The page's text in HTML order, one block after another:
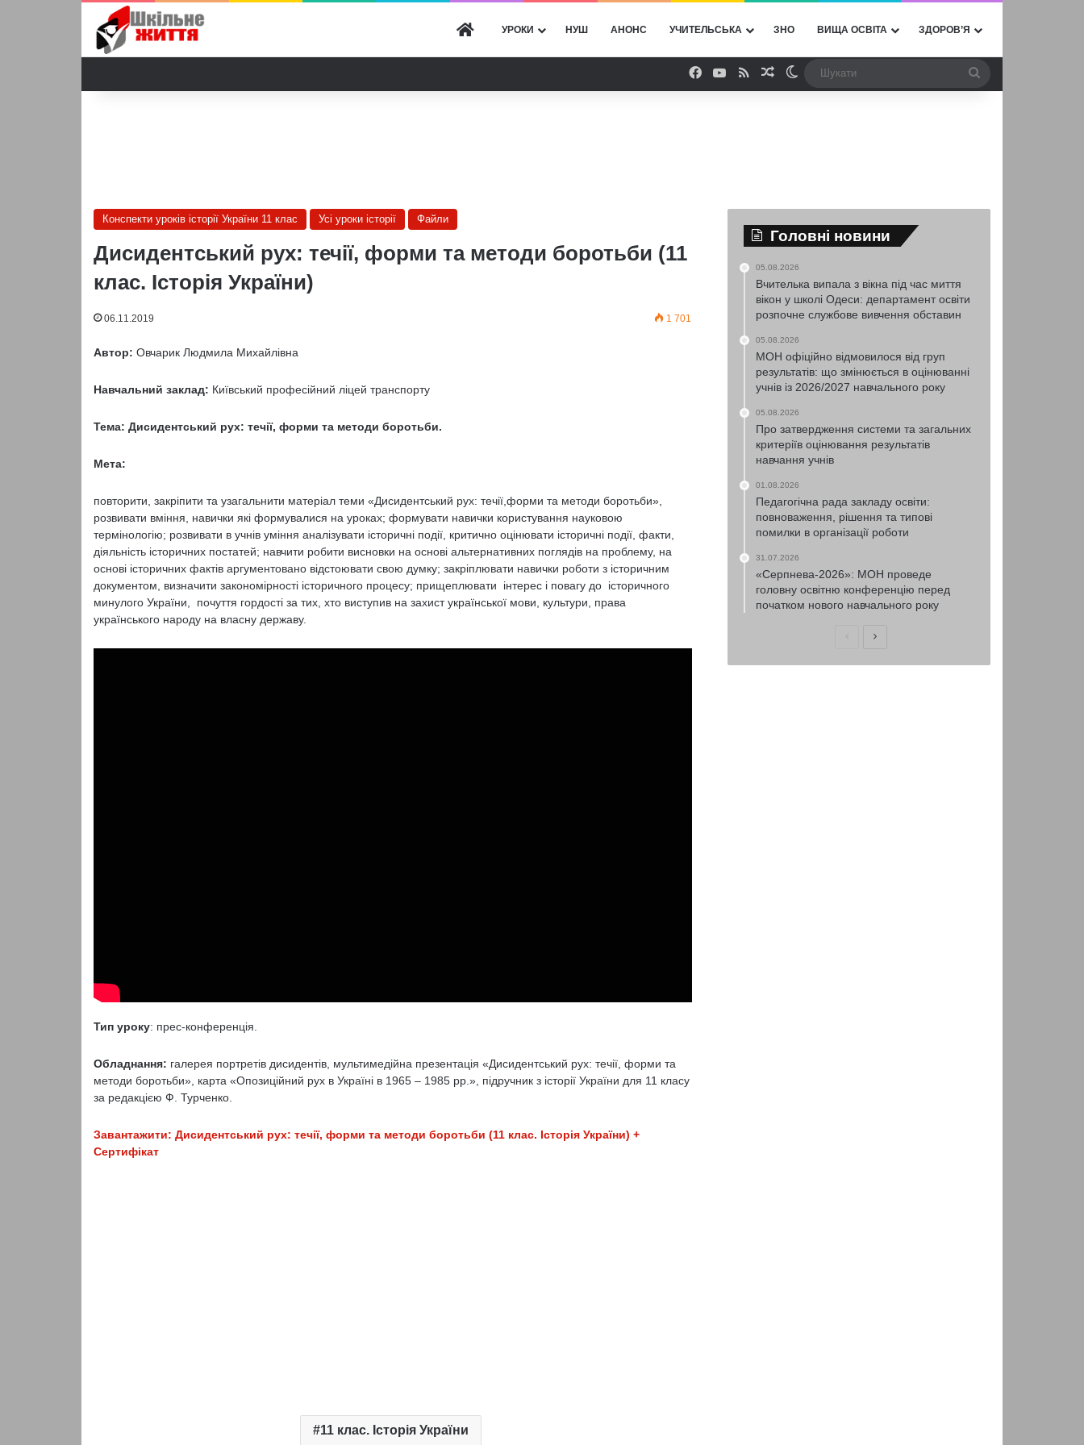
ГОЛОВНА
УРОКИ НУШ АНОНС УЧИТЕЛЬСЬКА ЗНО ВИЩА ОСВІТА ЗДОРОВ’Я
Facebook
YouTube
RSSВипадкова стаття
Switch skin
Конспекти уроків історії України 11 клас Усі уроки історії Файли
Дисидентський рух: течії, форми та методи боротьби (11
клас. Історія України)
06.11.2019 1 701
Автор: Овчарик Людмила Михайлівна
Навчальний заклад: Київський професійний ліцей транспорту
Тема: Дисидентський рух: течії, форми та методи боротьби.
Мета:
повторити, закріпити та узагальнити матеріал теми «Дисидентський рух: течії,форми та методи боротьби»,
розвивати вміння, навички які формувалися на уроках; формувати навички користування науковою
термінологію; розвивати в учнів уміння аналізувати історичні події, критично оцінювати історичні події, факти,
діяльність історичних постатей; навчити робити висновки на основі альтернативних поглядів на проблему, на
основі історичних фактів аргументовано відстоювати свою думку; закріплювати навички роботи з історичним
документом, визначити закономірності історичного процесу; прищеплювати інтерес і повагу до історичного
минулого України, почуття гордості за тих, хто виступив на захист української мови, культури, права
українського народу на власну державу.
Тип уроку: прес-конференція.
Обладнання: галерея портретів дисидентів, мультимедійна презентація «Дисидентський рух: течії, форми та
методи боротьби», карта «Опозиційний рух в Україні в 1965 – 1985 рр.», підручник з історії України для 11 класу
за редакцією Ф. Турченко.
Завантажити: Дисидентський рух: течії, форми та методи боротьби (11 клас. Історія України) +
Сертифікат
11 клас. Історія України
Головні новини
05.08.2026
Вчителька випала з вікна під час миття
вікон у школі Одеси: департамент освіти
розпочне службове вивчення обставин
05.08.2026
МОН офіційно відмовилося від груп
результатів: що змінюється в оцінюванні
учнів із 2026/2027 навчального року
05.08.2026
Про затвердження системи та загальних
критеріїв оцінювання результатів
навчання учнів
01.08.2026
Педагогічна рада закладу освіти:
повноваження, рішення та типові
помилки в організації роботи
31.07.2026
«Серпнева-2026»: МОН проведе
головну освітню конференцію перед
початком нового навчального року
ПопередняНаступна